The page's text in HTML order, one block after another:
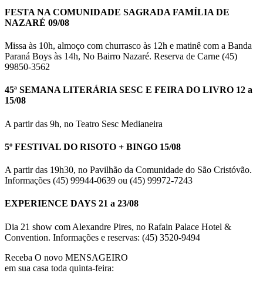
FESTA NA COMUNIDADE SAGRADA FAMÍLIA DE
NAZARÉ 09/08
Missa às 10h, almoço com churrasco às 12h e matinê com a Banda
Paraná Boys às 14h, No Bairro Nazaré. Reserva de Carne (45)
99850-3562
45ª SEMANA LITERÁRIA SESC E FEIRA DO LIVRO 12 a
15/08
A partir das 9h, no Teatro Sesc Medianeira
5º FESTIVAL DO RISOTO + BINGO 15/08
A partir das 19h30, no Pavilhão da Comunidade do São Cristóvão.
Informações (45) 99944-0639 ou (45) 99972-7243
EXPERIENCE DAYS 21 a 23/08
Dia 21 show com Alexandre Pires, no Rafain Palace Hotel &
Convention. Informações e reservas: (45) 3520-9494
Receba O novo MENSAGEIRO
em sua casa toda quinta-feira: